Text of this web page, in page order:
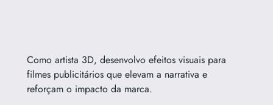
Como artista 3D, desenvolvo efeitos visuais para
filmes publicitários que elevam a narrativa e
reforçam o impacto da marca.